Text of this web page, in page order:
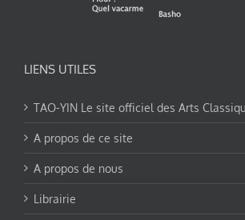
LIENS UTILES
TAO-YIN Le site officiel des Arts
A propos de ce site
A propos de nous
Librairie